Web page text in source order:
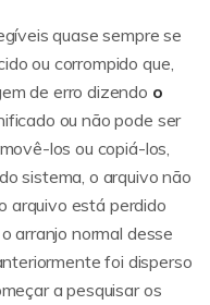
quase sempre se
ou corrompido que,
de erro dizendo o
ou não pode ser
los ou copiá-los,
sistema, o arquivo não
arquivo está perdido
arranjo normal desse
foi disperso
a pesquisar os